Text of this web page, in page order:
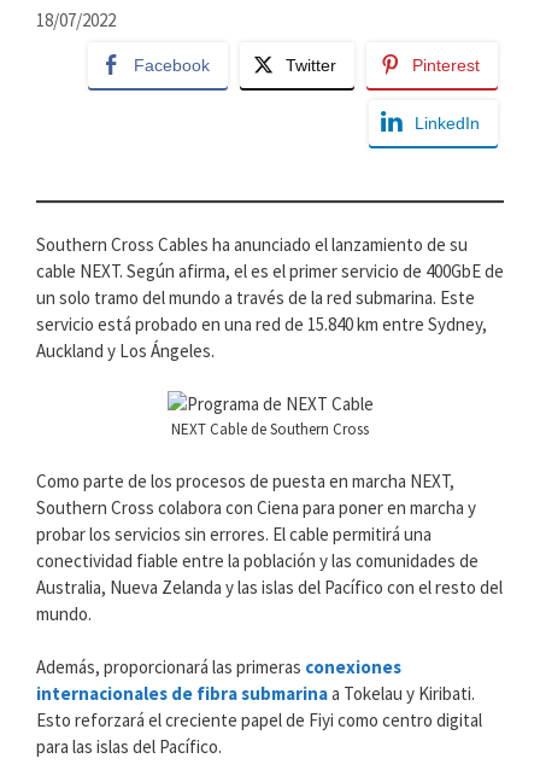
18/07/2022
Facebook Twitter Pinterest
LinkedIn
Southern Cross Cables ha anunciado el lanzamiento de su
cable NEXT. Según afirma, el es el primer servicio de 400GbE de
un solo tramo del mundo a través de la red submarina. Este
servicio está probado en una red de 15.840 km entre Sydney,
Auckland y Los Ángeles.
NEXT Cable de Southern Cross
Como parte de los procesos de puesta en marcha NEXT,
Southern Cross colabora con Ciena para poner en marcha y
probar los servicios sin errores. El cable permitirá una
conectividad fiable entre la población y las comunidades de
Australia, Nueva Zelanda y las islas del Pacífico con el resto del
mundo.
Además, proporcionará las primeras conexiones
internacionales de fibra submarinaa Tokelau y Kiribati.
Esto reforzará el creciente papel de Fiyi como centro digital
para las islas del Pacífico.